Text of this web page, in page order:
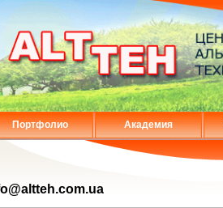
Портфолио Академия